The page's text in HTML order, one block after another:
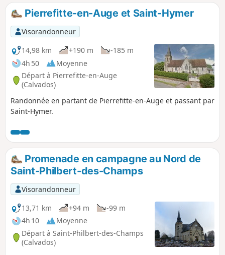
Pierrefitte-en-Auge et Saint-Hymer
Visorandonneur
14,98 km
+190 m
-185 m
4h 50
Moyenne
Départ à Pierrefitte-en-Auge
(Calvados)
Randonnée en partant de Pierrefitte-en-Auge et passant par
Saint-Hymer.
Promenade en campagne au Nord de
Saint-Philbert-des-Champs
Visorandonneur
13,71 km
+94 m
-99 m
4h 10
Moyenne
Départ à Saint-Philbert-des-Champs
(Calvados)